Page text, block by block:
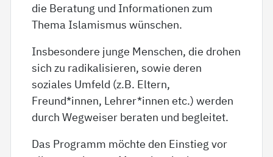
die Beratung und Informationen zum
Thema Islamismus wünschen.
Insbesondere junge Menschen, die drohen
sich zu radikalisieren, sowie deren
soziales Umfeld (z.B. Eltern,
Freund*innen, Lehrer*innen etc.) werden
durch Wegweiser beraten und begleitet.
Das Programm möchte den Einstieg vor